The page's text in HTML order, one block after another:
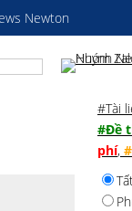
Newton
#Tài
#Đề
phí,